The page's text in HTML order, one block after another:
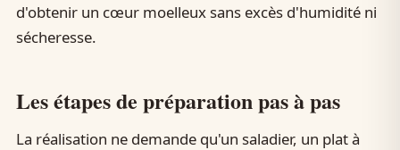
d'obtenir un cœur moelleux sans excès d'humidité ni
sécheresse.
Les étapes de préparation pas à pas
La réalisation ne demande qu'un saladier, un plat à